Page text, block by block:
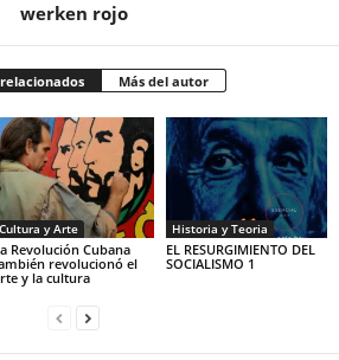
werken rojo
Más del autor
Cultura y Arte
Revolución Cubana
revolucionó el
y la cultura
Historia y Teoria
EL RESURGIMIENTO DEL
SOCIALISMO 1